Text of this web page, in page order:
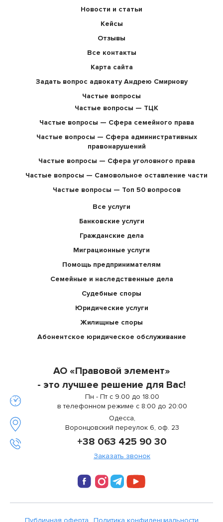
Новости и статьи
Кейсы
Отзывы
Все контакты
Карта сайта
Задать вопрос адвокату Андрею Смирнову
Частые вопросы
Частые вопросы — ТЦК
Частые вопросы — Сфера семейного права
Частые вопросы — Сфера административных
правонарушений
Частые вопросы — Сфера уголовного права
Частые вопросы — Самовольное оставление части
Частые вопросы — Топ 50 вопросов
Все услуги
Банковские услуги
Гражданские дела
Миграционные услуги
Помощь предпринимателям
Семейные и наследственные дела
Судебные споры
Юридические услуги
Жилищные споры
Абонентское юридическое обслуживание
АО «Правовой элемент»
- это лучшее решение для Вас!
Пн - Пт с 9.00 до 18.00
в телефонном режиме с 8:00 до 20:00
Одесса,
Воронцовский переулок 6, оф. 23
+38 063 425 90 30
Заказать звонок
Публичная оферта Политика конфиденциальности